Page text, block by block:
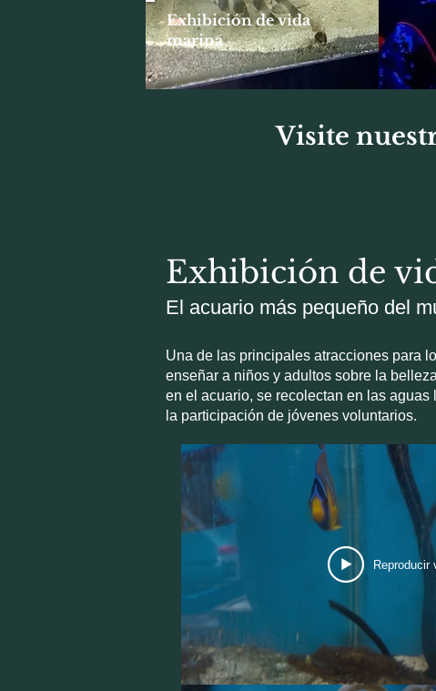
Exhibición de vida
marina
Visite
Exhibición de
El acuario más pequeño del
Una de las principales atracciones para
enseñar a niños y adultos sobre la
en el acuario, se recolectan en las
la participación de jóvenes voluntarios.
Reproducir